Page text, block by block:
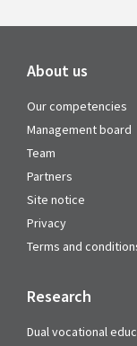
About us
Our competencies
Management board
Team
Partners
Site notice
Privacy
Terms and
Research
Dual vocational